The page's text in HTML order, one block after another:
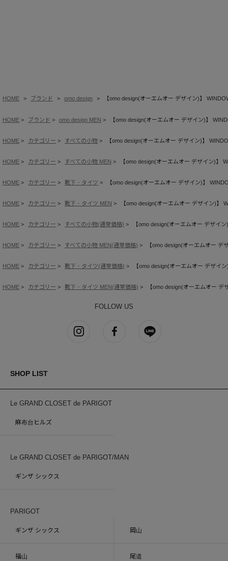
HOME ブランド omo design 【omo design(オーエムオー デザイン)】
HOME ブランド omo design MEN 【omo design(オーエムオー デザイン)】
HOME カテゴリー すべての小物 【omo design(オーエムオー デザイン)】
HOME カテゴリー すべての小物 MEN 【omo design(オーエムオー デザイン)】
HOME カテゴリー 靴下・タイツ 【omo design(オーエムオー デザイン)】
HOME カテゴリー 靴下・タイツ MEN 【omo design(オーエムオー デザイン)】
HOME カテゴリー すべての小物(通常価格) 【omo design(オーエムオー デザイ
HOME カテゴリー すべての小物 MEN(通常価格) 【omo design(オーエムオー デ
HOME カテゴリー 靴下・タイツ(通常価格) 【omo design(オーエムオー デザイ
HOME カテゴリー 靴下・タイツ MEN(通常価格) 【omo design(オーエムオー デ
FOLLOW US
SHOP LIST
Le GRAND CLOSET de PARIGOT
麻布台ヒルズ
Le GRAND CLOSET de PARIGOT/MAN
ギンザ シックス
PARIGOT
ギンザ シックス 岡山
福山 尾道